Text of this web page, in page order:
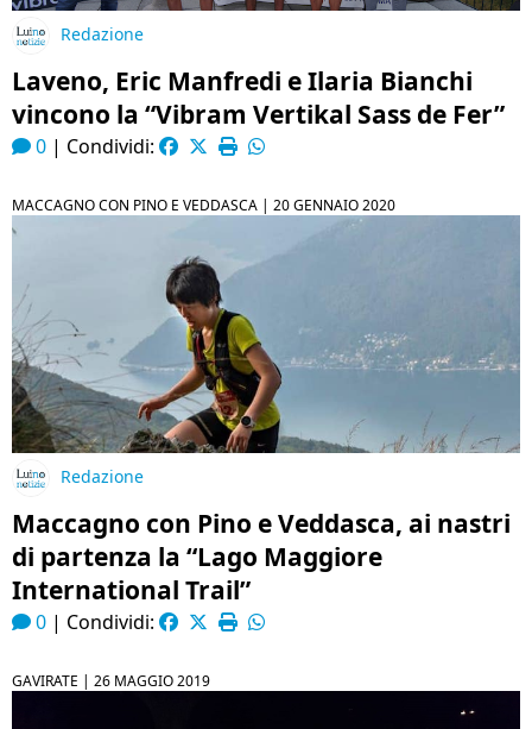
Redazione
Laveno, Eric Manfredi e Ilaria Bianchi
vincono la “Vibram Vertikal Sass de Fer”
0 | Condividi:
MACCAGNO CON PINO E VEDDASCA | 20 GENNAIO 2020
Redazione
Maccagno con Pino e Veddasca, ai nastri
di partenza la “Lago Maggiore
International Trail”
0 | Condividi:
GAVIRATE | 26 MAGGIO 2019